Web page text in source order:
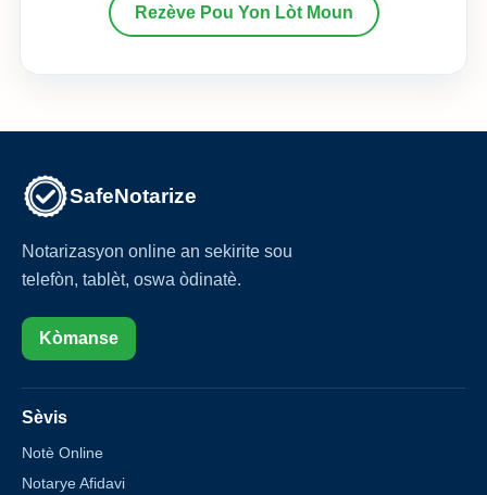
Rezève Pou Yon Lòt Moun
SafeNotarize
Notarizasyon online an sekirite sou
telefòn, tablèt, oswa òdinatè.
Kòmanse
Sèvis
Notè Online
Notarye Afidavi